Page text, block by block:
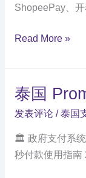
ShopeePay、
泰
四
大
支
付
方
式
Read More »
泰国
发表评论 /泰国
🏛️ 政府支付系统
秒付款使用指南